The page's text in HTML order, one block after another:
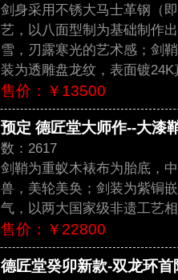
剑身采用不锈大马士革钢（
艺，以八面型制为基础制作
雪，刃露寒光的艺术感；剑
装为透雕盘龙纹，表面镀24K
售价：￥13500
预定 德匠堂大师作--大漆
数：2617
剑鞘为重蚁木裱布为胎底，
兽，美轮美奂；剑装为紫铜
气，以两大国家级非遗工艺
售价：￥22800
德匠堂癸卯新款-双龙环